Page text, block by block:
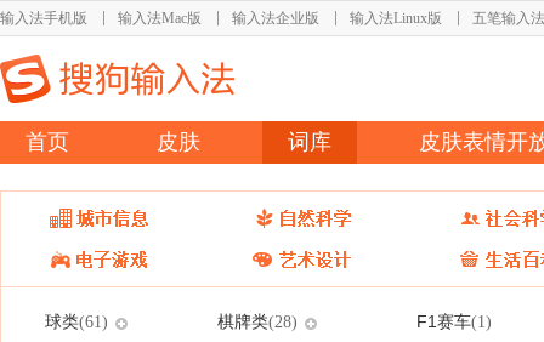
输入法手机版 输入法Mac版 输入法企业版 输入法Linux版 五笔输入法
首页 皮肤 词库 皮肤表情开
球类(61) 棋牌类(28) F1赛车(1)